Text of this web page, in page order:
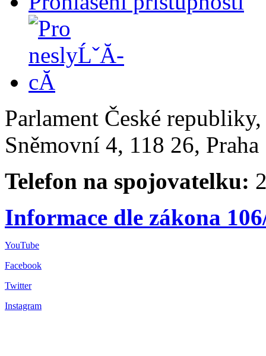
Parlament České
Sněmovní 4, 118 26,
Telefon na spojovatelku:
Informace dle zákona
YouTube
Facebook
Twitter
Instagram